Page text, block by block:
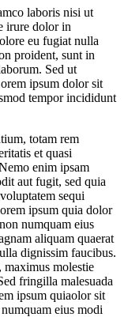
laboris nisi ut
irure dolor in
eu fugiat nulla
proident, sunt in
Sed ut
ipsum dolor sit
tempor incididunt
totam rem
et quasi
enim ipsam
aut fugit, sed quia
sequi
ipsum quia dolor
numquam eius
aliquam quaerat
dignissim faucibus.
maximus molestie
fringilla malesuada
ipsum quiaolor sit
eius modi